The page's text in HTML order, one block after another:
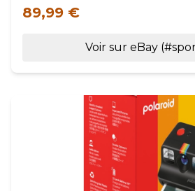
89,99 €
Voir sur eBay